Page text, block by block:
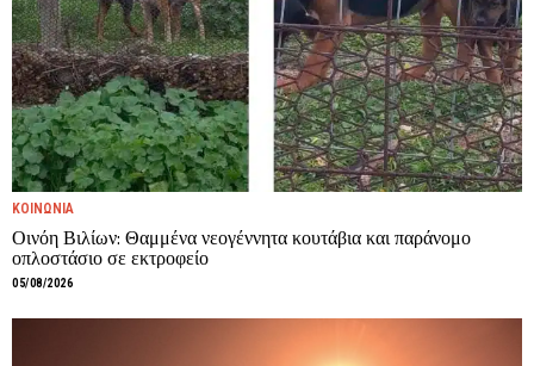
ΚΟΙΝΩΝΙΑ
Οινόη Βιλίων: Θαμμένα νεογέννητα κουτάβια και παράνομο
οπλοστάσιο σε εκτροφείο
05/08/2026